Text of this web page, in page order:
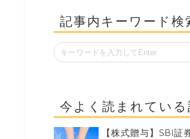
記事内キーワード検
今よく読まれている
【株式贈与】SBI証